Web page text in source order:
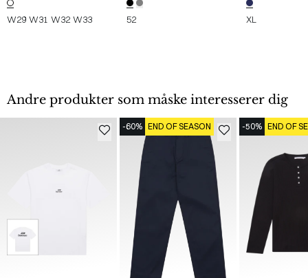
W29 W31 W32 W33 52 XL
Andre produkter som måske interesserer dig
-60% END OF SEASON -50% END OF